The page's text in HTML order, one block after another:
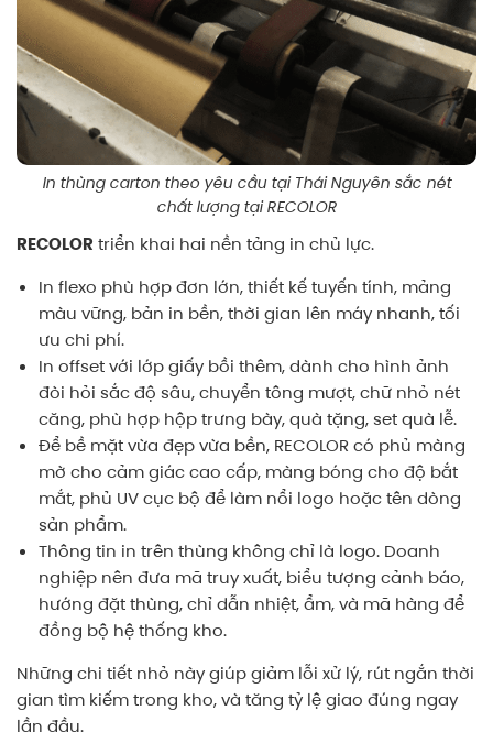
In thùng carton theo yêu cầu tại Thái Nguyên sắc nét
chất lượng tại RECOLOR
RECOLOR triển khai hai nền tảng in chủ lực.
In flexo phù hợp đơn lớn, thiết kế tuyến tính, mảng
màu vững, bản in bền, thời gian lên máy nhanh, tối
ưu chi phí.
In offset với lớp giấy bồi thêm, dành cho hình ảnh
đòi hỏi sắc độ sâu, chuyển tông mượt, chữ nhỏ nét
căng, phù hợp hộp trưng bày, quà tặng, set quà lễ.
Để bề mặt vừa đẹp vừa bền, RECOLOR có phủ màng
mờ cho cảm giác cao cấp, màng bóng cho độ bắt
mắt, phủ UV cục bộ để làm nổi logo hoặc tên dòng
sản phẩm.
Thông tin in trên thùng không chỉ là logo. Doanh
nghiệp nên đưa mã truy xuất, biểu tượng cảnh báo,
hướng đặt thùng, chỉ dẫn nhiệt, ẩm, và mã hàng để
đồng bộ hệ thống kho.
Những chi tiết nhỏ này giúp giảm lỗi xử lý, rút ngắn thời
gian tìm kiếm trong kho, và tăng tỷ lệ giao đúng ngay
lần đầu.